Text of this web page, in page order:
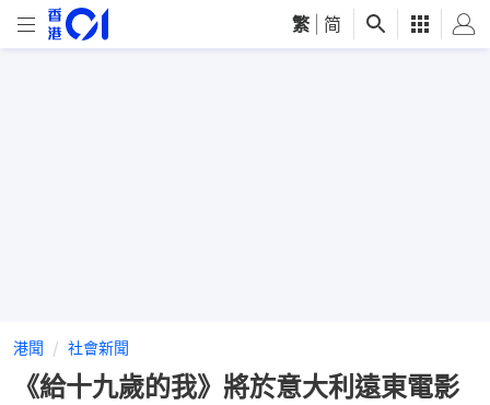
繁 简
港聞 社會新聞
《給十九歲的我》將於意大利遠東電影